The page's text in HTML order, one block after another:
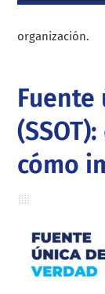
organización.
Fuente
cómo